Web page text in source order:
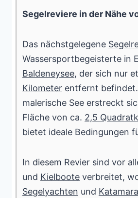
Segelreviere in der Nähe
Das nächstgelegene
Wassersportbegeisterte in
Baldeneysee, der sich nur
Kilometer entfernt
malerische See erstreckt
Fläche von ca. 2,5
bietet ideale Bedingungen
In diesem Revier sind vor
und Kielboote verbreitet,
Segelyachten und